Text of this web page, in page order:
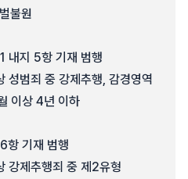
불원
내지 5항 기재 범행
성범죄 중 강제추행, 감경영역
이상 4년 이하
항 기재 범행
강제추행죄 중 제2유형